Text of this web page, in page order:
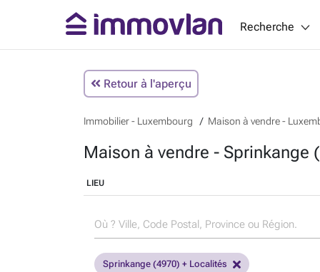
Recherche
Retour à l'aperçu
Immobilier - Luxembourg Maison à vendre -
Maison à vendre - Sprinkange
LIEU
Sprinkange (4970) + Localités